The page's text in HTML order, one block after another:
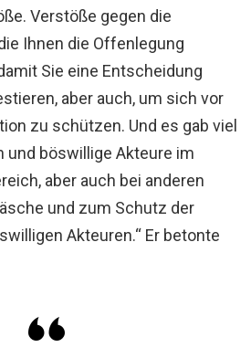
Verstöße gegen die
Ihnen die Offenlegung
Sie eine Entscheidung
aber auch, um sich vor
zu schützen. Und es gab viel
und böswillige Akteure im
aber auch bei anderen
und zum Schutz der
Akteuren.“ Er betonte